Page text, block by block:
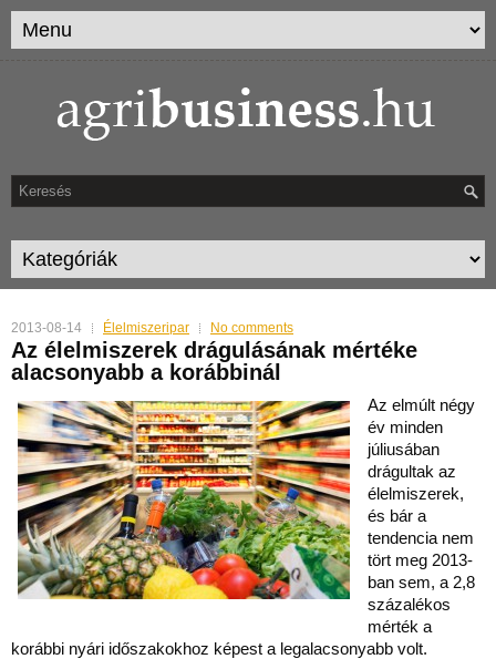
2013-08-14 Élelmiszeripar No comments
Az élelmiszerek drágulásának mértéke
alacsonyabb a korábbinál
Az elmúlt négy
év minden
júliusában
drágultak az
élelmiszerek,
és bár a
tendencia nem
tört meg 2013-
ban sem, a 2,8
százalékos
mérték a
korábbi nyári időszakokhoz képest a legalacsonyabb volt.